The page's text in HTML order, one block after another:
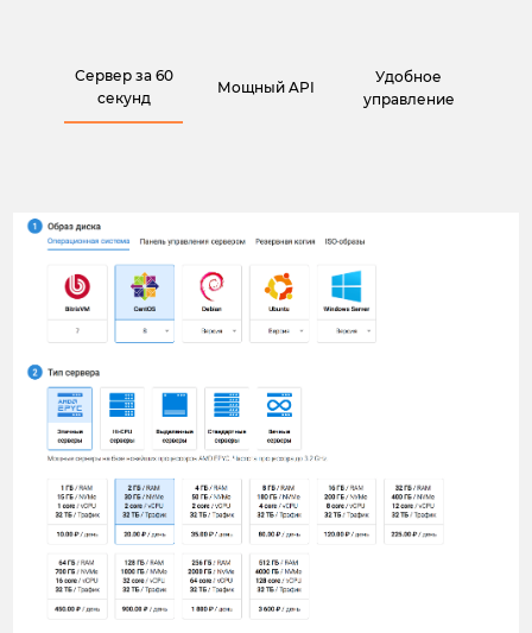
Сервер за 60
секунд
Мощный API
Удобное
управление